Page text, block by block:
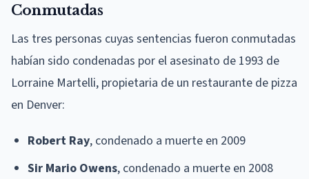
Conmutadas
Las tres personas cuyas sentencias fueron conmutadas
habían sido condenadas por el asesinato de 1993 de
Lorraine Martelli, propietaria de un restaurante de pizza
en Denver:
Robert Ray, condenado a muerte en 2009
Sir Mario Owens, condenado a muerte en 2008